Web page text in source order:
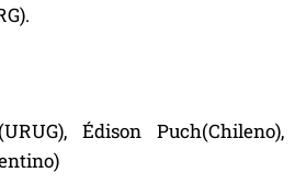
Édison Puch(Chileno),